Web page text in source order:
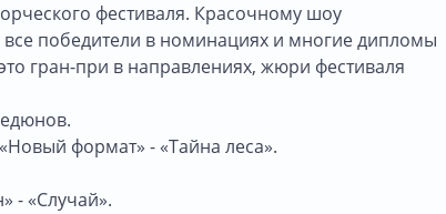
фестиваля. Красочному шоу
победители в номинациях и многие дипломы
гран-при в направлениях, жюри фестиваля
формат» - «Тайна леса».
- «Случай».